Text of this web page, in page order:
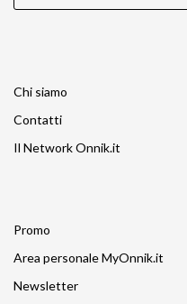
Chi siamo
Contatti
Il Network Onnik.it
Promo
Area personale MyOnnik.it
Newsletter